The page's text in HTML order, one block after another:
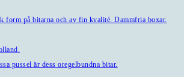
form på bitarna och av fin kvalité. Dammfria boxar.
pussel är dess oregelbundna bitar.